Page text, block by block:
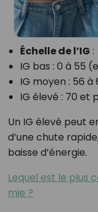
Échelle de l’IG :
IG bas : 0 à 55
IG moyen : 56
IG élevé : 70 et
Un IG élevé peut
d’une chute
baisse d’énergie.
Lequel est le plus
mie ?